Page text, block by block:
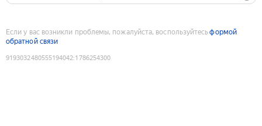
Если у вас возникли проблемы, пожалуйста, воспользуйтесьформой
обратной связи
9193032480555194042:1786254300